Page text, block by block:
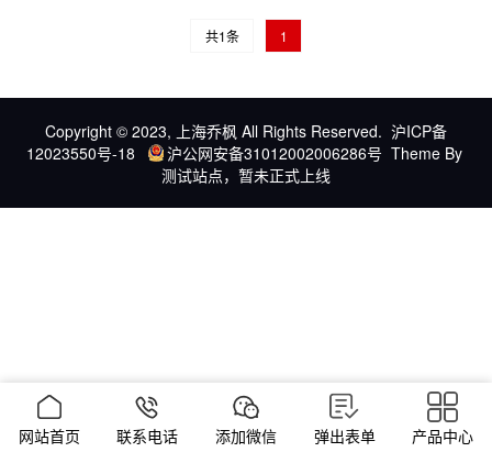
共1条 1
Copyright © 2023, 上海乔枫 All Rights Reserved. 沪ICP备
12023550号-18
沪公网安备31012002006286号 Theme By
测试站点，暂未正式上线
网站首页 联系电话 添加微信 弹出表单 产品中心